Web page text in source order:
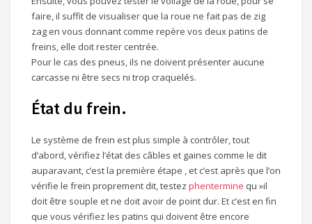
faire, il suffit de visualiser que la roue ne fait pas de zig
zag en vous donnant comme repère vos deux patins de
freins, elle doit rester centrée.
Pour le cas des pneus, ils ne doivent présenter aucune
carcasse ni être secs ni trop craquelés.
État du frein.
Le système de frein est plus simple à contrôler, tout
d’abord, vérifiez l’état des câbles et gaines comme le dit
auparavant, c’est la première étape , et c’est après que l’on
vérifie le frein proprement dit, testez phentermine qu »il
doit être souple et ne doit avoir de point dur. Et c’est en fin
que vous vérifiez les patins qui doivent être encore